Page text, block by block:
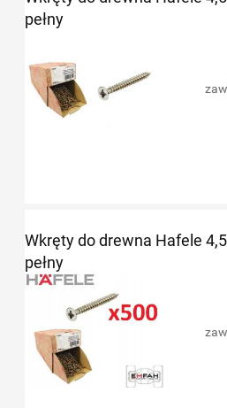
pełny
Wkręty do drewna Hafele
pełny